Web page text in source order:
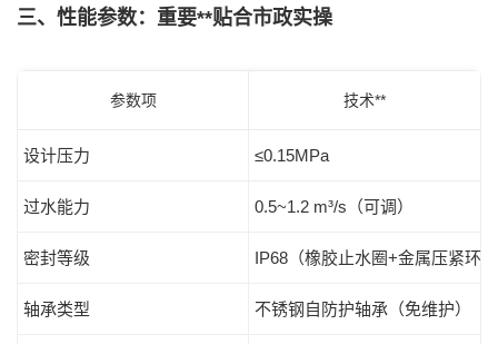
三、性能参数：重要**贴合市政实操
参数项 技术**
设计压力 ≤0.15MPa
过水能力 0.5~1.2 m³/s（可调）
密封等级 IP68（橡胶止水圈+金属压紧环）
轴承类型 不锈钢自防护轴承（免维护）